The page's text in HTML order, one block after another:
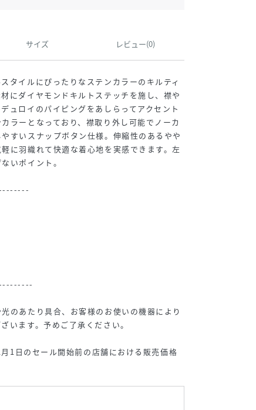
サイズ レビュー(0)
タイルにぴったりなステンカラーのキルティ
にダイヤモンドキルトステッチを施し、襟や
ュロイのパイピングをあしらってアクセント
ラーとなっており、襟取り外し可能でノーカ
すいスナップボタン仕様。伸縮性のあるやや
に羽織れて快適な着心地を実感できます。左
いポイント。
のあたり具合、お客様のお使いの機器により
います。予めご了承ください。
1日のセール開始前の店舗における販売価格